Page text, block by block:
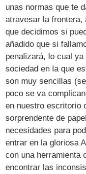
unas normas que te
atravesar la frontera,
que decidimos si
añadido que si
penalizará, lo cual
sociedad en la que
son muy sencillas
poco se va
en nuestro escritorio
sorprendente de
necesidades para
entrar en la gloriosa
con una herramienta
encontrar las